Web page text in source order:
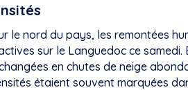
le nord du pays, les remontées
sur le Languedoc ce samedi.
en chutes de neige
étaient souvent marquées